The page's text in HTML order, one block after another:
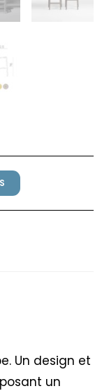
Un design et
un